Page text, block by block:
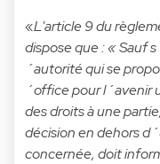
«L'article 9 du
dispose que : « Sauf
´autorité qui se
´office pour l´avenir
des droits à une
décision en dehors
concernée, doit